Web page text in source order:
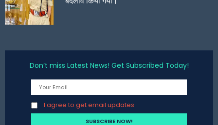
Don’t miss Latest News! Get Subscribed Today!
I agree to get email updates